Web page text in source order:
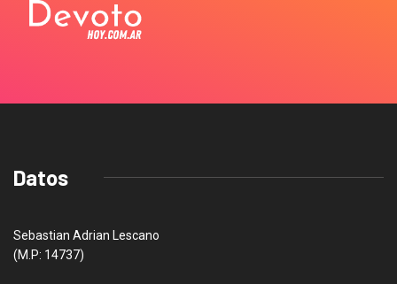
Datos
Sebastian Adrian Lescano
(M.P: 14737)